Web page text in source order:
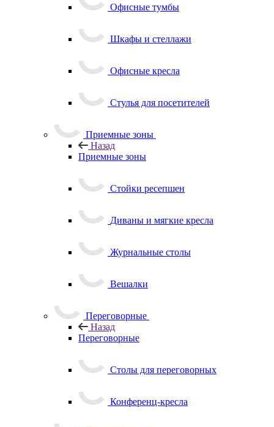
Офисные тумбы
Шкафы и стеллажи
Офисные кресла
Стулья для посетителей
Приемные зоны
Назад
Приемные зоны
Стойки ресепшен
Диваны и мягкие кресла
Журнальные столы
Вешалки
Переговорные
Назад
Переговорные
Столы для переговорных
Конференц-кресла